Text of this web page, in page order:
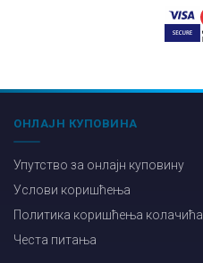
ОНЛАЈН КУПОВИНА
Упутство за онлајн куповину
Услови коришћења
Политика коришћења колачића
Честа питања